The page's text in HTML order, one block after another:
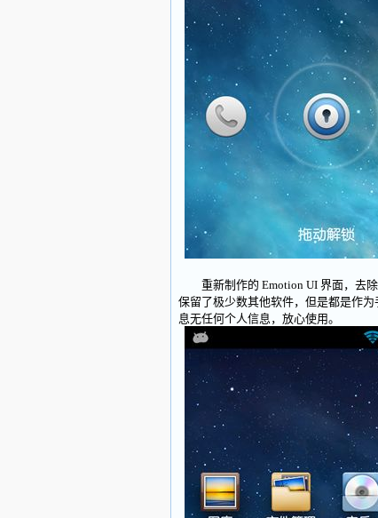
重新制作的 Emotion UI 界面，去除
保留了极少数其他软件，但是都是作
息无任何个人信息，放心使用。